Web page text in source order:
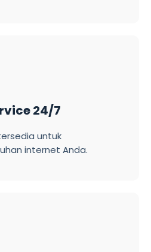
24/7
untuk
internet Anda.